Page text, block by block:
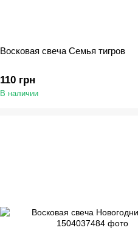
Восковая свеча Семья тигров
110 грн
В наличии